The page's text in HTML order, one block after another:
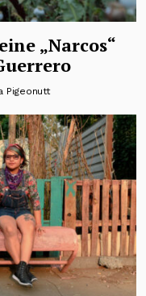
„Narcos“
Pigeonutt